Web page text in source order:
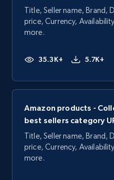
Title, Seller name, Brand,
price, Currency,
more.
35.3K+ 5.7K+
Amazon products -
best sellers category
Title, Seller name, Brand,
price, Currency,
more.